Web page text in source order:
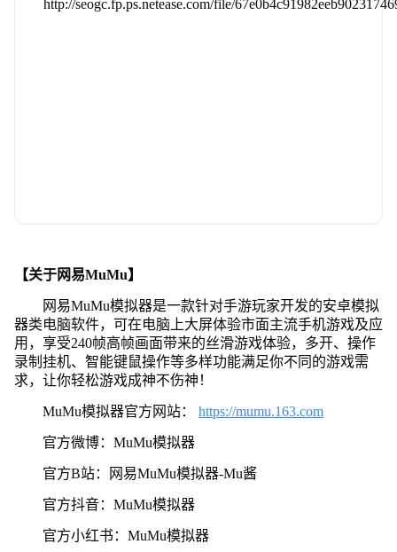
【关于网易MuMu】
网易MuMu模拟器是一款针对手游玩家开发的安卓模拟
器类电脑软件，可在电脑上大屏体验市面主流手机游戏及应
用，享受240帧高帧画面带来的丝滑游戏体验，多开、操作
录制挂机、智能键鼠操作等多样功能满足你不同的游戏需
求，让你轻松游戏成神不伤神！
MuMu模拟器官方网站： https://mumu.163.com
官方微博：MuMu模拟器
官方B站：网易MuMu模拟器-Mu酱
官方抖音：MuMu模拟器
官方小红书：MuMu模拟器